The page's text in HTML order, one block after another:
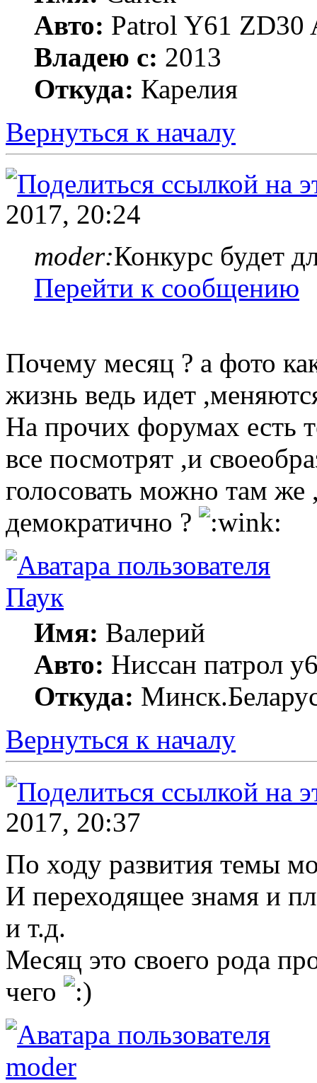
Авто: Patrol Y61 ZD30
Владею с: 2013
Откуда: Карелия
Вернуться к началу
2017, 20:24
moder:Конкурс будет
Перейти к сообщению
Почему месяц ? а фото
жизнь ведь идет
На прочих форумах есть
все посмотрят ,и
голосовать можно там
демократично ?
Паук
Имя: Валерий
Авто: Ниссан патрол
Откуда:
Вернуться к началу
2017, 20:37
По ходу развития темы
И переходящее знамя и
и т.д.
Месяц это своего рода
чего
moder